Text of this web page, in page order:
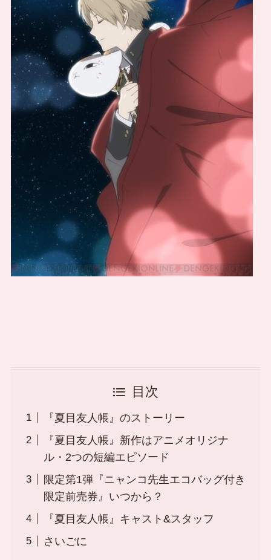
目次
『夏目友人帳』のストーリー
『夏目友人帳』新作はアニメオリジナ
ル・2つの短編エピソード
限定第1弾『ニャンコ先生エコバッグ付き
限定前売券』いつから？
『夏目友人帳』キャスト&スタッフ
さいごに